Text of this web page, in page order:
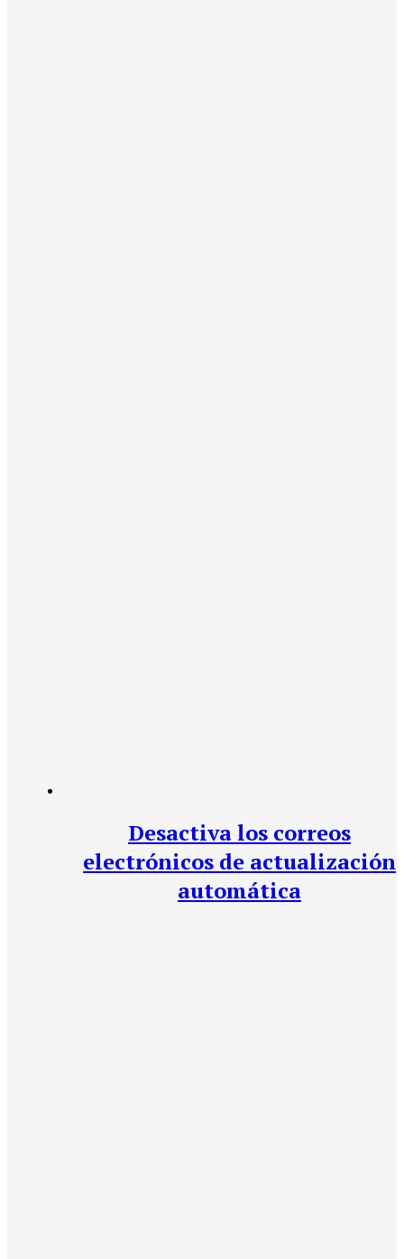
Desactiva los correos
electrónicos de actualización
automática